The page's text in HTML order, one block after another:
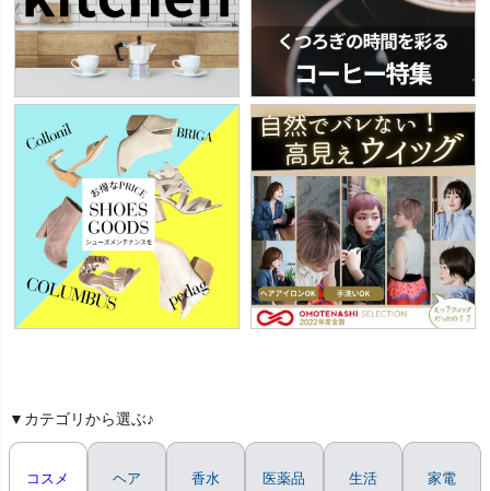
▼カテゴリから選ぶ♪
コスメ ヘア 香水 医薬品 生活 家電